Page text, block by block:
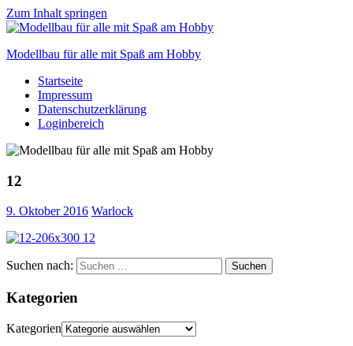
Zum Inhalt springen
Modellbau für alle mit Spaß am Hobby
Scale
modelling
to
Startseite
Impressum
Datenschutzerklärung
Loginbereich
12
9. Oktober 2016 Warlock
Suchen nach: Suchen
Kategorien
Kategorien